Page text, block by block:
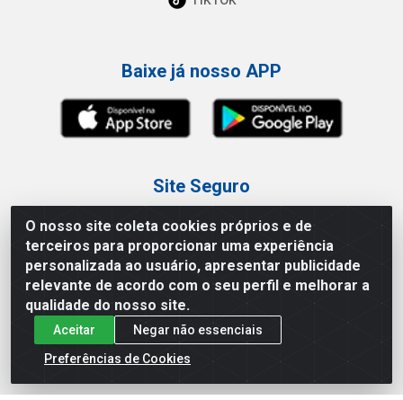
O nosso site coleta cookies próprios e de
terceiros para proporcionar uma experiência
personalizada ao usuário, apresentar publicidade
relevante de acordo com o seu perfil e melhorar a
qualidade do nosso site.
Aceitar
Negar não essenciais
Preferências de Cookies
Baixe já nosso APP
Site Seguro
Loja / Showroom
Tel.: (11) 3227-0546
Av Vautier, 587/597 - Pari - São Paulo/SP